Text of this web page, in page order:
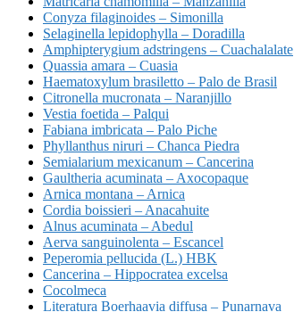
Conyza filaginoides – Simonilla
Selaginella lepidophylla – Doradilla
Amphipterygium adstringens – Cuachalalate
Quassia amara – Cuasia
Haematoxylum brasiletto – Palo de Brasil
Citronella mucronata – Naranjillo
Vestia foetida – Palqui
Fabiana imbricata – Palo Piche
Phyllanthus niruri – Chanca Piedra
Semialarium mexicanum – Cancerina
Gaultheria acuminata – Axocopaque
Arnica montana – Arnica
Cordia boissieri – Anacahuite
Alnus acuminata – Abedul
Aerva sanguinolenta – Escancel
Peperomia pellucida (L.) HBK
Cancerina – Hippocratea excelsa
Cocolmeca
Literatura Boerhaavia diffusa – Punarnava